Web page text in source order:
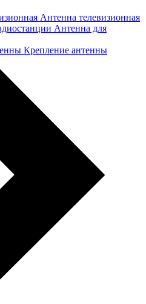
Антенна телевизионная
Антенна для
Крепление антенны